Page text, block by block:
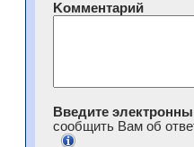
Kомментарий
Введите
сообщить Вам об